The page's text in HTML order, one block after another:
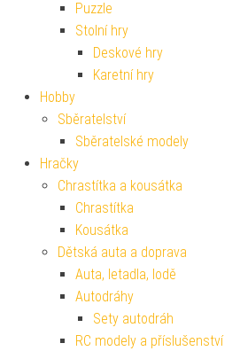
Puzzle
Stolní hry
Deskové hry
Karetní hry
Hobby
Sběratelství
Sběratelské modely
Hračky
Chrastítka a kousátka
Chrastítka
Kousátka
Dětská auta a doprava
Auta, letadla, lodě
Autodráhy
Sety autodráh
RC modely a příslušenství